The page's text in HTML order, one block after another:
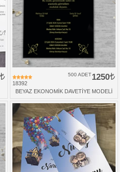
18392
1250
500 ADET
BEYAZ EKONOMİK DAVETİYE MODELİ